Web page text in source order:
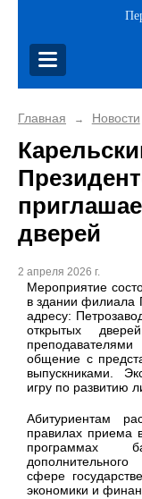
Главная → Новости
дверей
2 апреля 2026 г.
Мероприятие
в здании филиала
адресу:
открытых
общение с
выпускниками.
игру по развитию
Абитуриентам
правилах приема
программах
сфере
экономики и